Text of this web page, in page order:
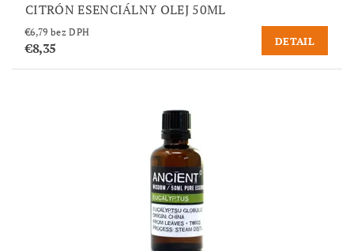
CITRÓN ESENCIÁLNY OLEJ 50ML
€6,79 bez DPH
€8,35 DETAIL